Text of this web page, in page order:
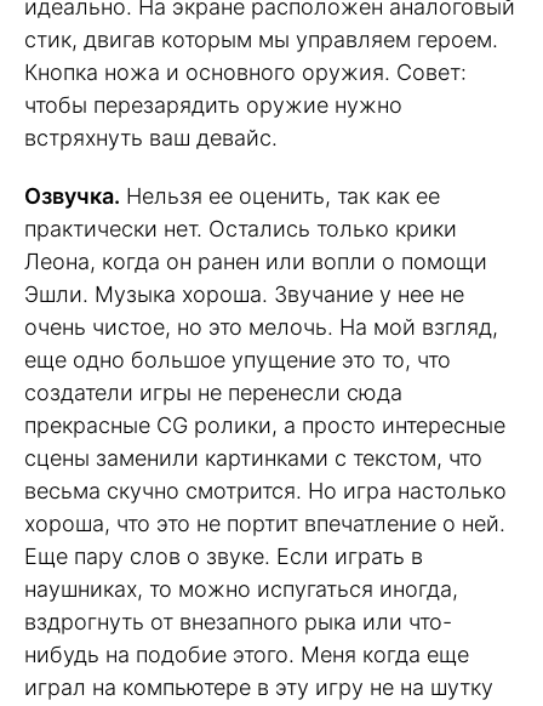
идеально. На экране расположен аналоговый
стик, двигав которым мы управляем героем.
Кнопка ножа и основного оружия. Совет:
чтобы перезарядить оружие нужно
встряхнуть ваш девайс.
Озвучка. Нельзя ее оценить, так как ее
практически нет. Остались только крики
Леона, когда он ранен или вопли о помощи
Эшли. Музыка хороша. Звучание у нее не
очень чистое, но это мелочь. На мой взгляд,
еще одно большое упущение это то, что
создатели игры не перенесли сюда
прекрасные CG ролики, а просто интересные
сцены заменили картинками с текстом, что
весьма скучно смотрится. Но игра настолько
хороша, что это не портит впечатление о ней.
Еще пару слов о звуке. Если играть в
наушниках, то можно испугаться иногда,
вздрогнуть от внезапного рыка или что-
нибудь на подобие этого. Меня когда еще
играл на компьютере в эту игру не на шутку